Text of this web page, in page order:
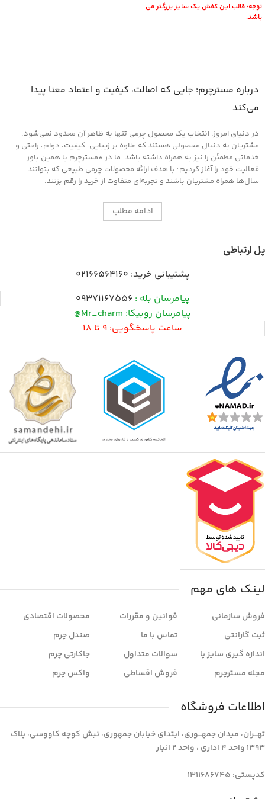
توجه: قالب این کفش یک سایز بزرگتر می
باشد.
درباره مسترچرم؛ جایی که اصالت، کیفیت و اعتماد معنا پیدا
می‌کند
در دنیای امروز، انتخاب یک محصول چرمی تنها به ظاهر آن محدود نمی‌شود.
مشتریان به دنبال محصولی هستند که علاوه بر زیبایی، کیفیت، دوام، راحتی و
خدماتی مطمئن را نیز به همراه داشته باشد. ما در *مسترچرم با همین باور
فعالیت خود را آغاز کردیم؛ با هدف ارائه محصولات چرمی طبیعی که بتوانند
سال‌ها همراه مشتریان باشند و تجربه‌ای متفاوت از خرید را رقم بزنند.
ادامه مطلب
پل ارتباطی
پشتیبانی خرید: 02166564160
پیامرسان بله : 09371167556
پیامرسان روبیکا: Mr_charm@
ساعت پاسخگویی: 9 تا 18
لینک های مهم
فروش سازمانی
ثبت گارانتی
اندازه گیری سایز پا
مجله مسترچرم
قوانین و مقررات
تماس با ما
سوالات متداول
فروش اقساطی
محصولات اقتصادی
صندل چرم
جاکارتی چرم
واکس چرم
اطلاعات فروشگاه
تهـــران، میدان جمهـــوری، ابتدای خیابان جمهوری، نبش کوچه کاووسی، پلاک
1393 واحد 4 اداری ، واحد 2 انبار
کدپستی: 1311686745